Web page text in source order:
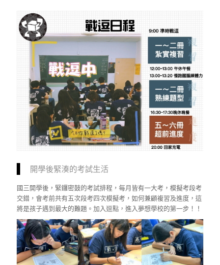
開學後緊湊的考試生活
國三開學後，緊鑼密鼓的考試排程，每月皆有一大考，模擬考段考
交錯，會考前共有五次段考四次模擬考，如何兼顧複習及進度，這
將是孩子遇到最大的難題。加入逗點，進入夢想學校的第一步！！